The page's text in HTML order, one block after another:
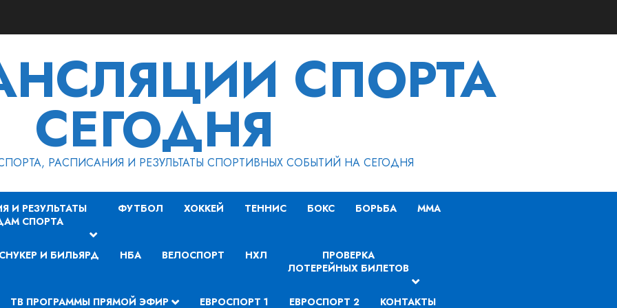
СПОРТА
СЕГОДНЯ
РАСПИСАНИЯ И РЕЗУЛЬТАТЫ СПОРТИВНЫХ СОБЫТИЙ НА СЕГОДНЯ
И РЕЗУЛЬТАТЫ
СПОРТА
ФУТБОЛ ХОККЕЙ ТЕННИС БОКС БОРЬБА MMA
СНУКЕР И БИЛЬЯРД НБА ВЕЛОСПОРТ НХЛ
ПРОВЕРКА
ЛОТЕРЕЙНЫХ БИЛЕТОВ
ТВ ПРОГРАММЫ ПРЯМОЙ ЭФИР ЕВРОСПОРТ 1 ЕВРОСПОРТ 2 КОНТАКТЫ